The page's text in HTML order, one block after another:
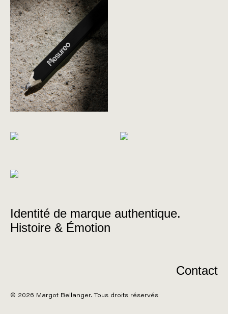
Identité de marque authentique.
Histoire & Émotion
Contact
© 2026 Margot Bellanger. Tous droits réservés